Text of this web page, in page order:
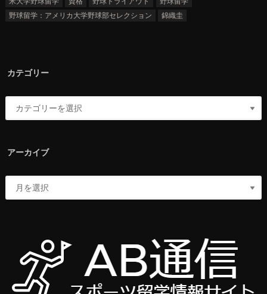
野球留学：アメリカ大学野球部セレクション
錦織圭
カテゴリー
アーカイブ